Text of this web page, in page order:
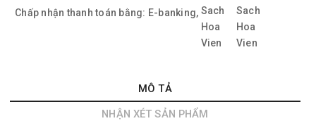
Chấp nhận thanh toán bằng: E-banking,
MÔ TẢ
NHẬN XÉT SẢN PHẨM